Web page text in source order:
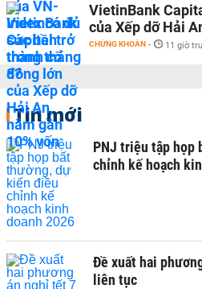
VietinBank
của Xếp dỡ Hải
CHỨNG KHOÁN - 11 giờ
Tin mới
PNJ triệu tập họp
chỉnh kế hoạch
Đề xuất hai
liên tục